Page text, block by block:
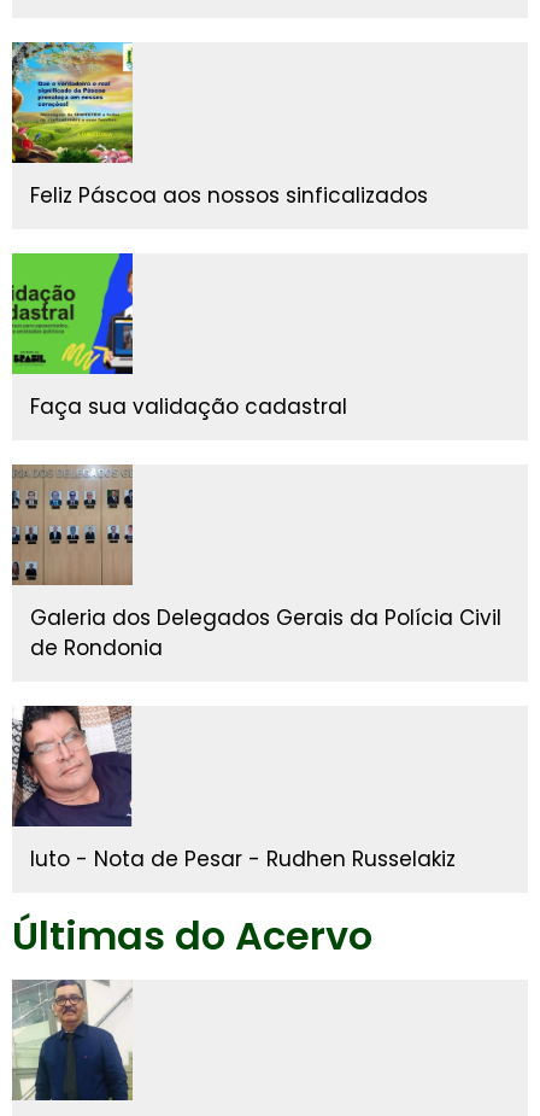
Feliz Páscoa aos nossos sinficalizados
Faça sua validação cadastral
Galeria dos Delegados Gerais da Polícia Civil
de Rondonia
luto - Nota de Pesar - Rudhen Russelakiz
Últimas do Acervo